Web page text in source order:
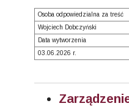
Osoba odpowiedzialna za treść
Wojciech Dobczyński
Data wytworzenia
03.06.2026 r.